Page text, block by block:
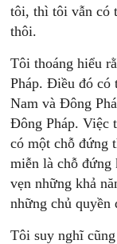
tôi, thì tôi vẫn có
thôi.
Tôi thoáng hiểu
Pháp. Điều đó có
Nam và Đông
Đông Pháp. Việc
có một chỗ đứng
miễn là chỗ đứng
vẹn những khả
những chủ quyền
Tôi suy nghĩ